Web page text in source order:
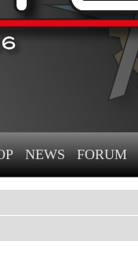
NEWS FORUM